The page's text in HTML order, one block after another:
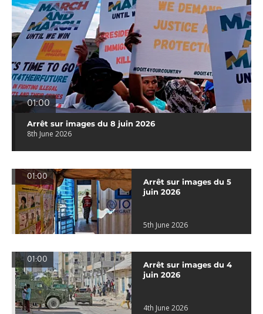
01:00
Arrêt sur images du 8 juin 2026
8th June 2026
01:00
Arrêt sur images du 5
juin 2026
5th June 2026
01:00
Arrêt sur images du 4
juin 2026
4th June 2026